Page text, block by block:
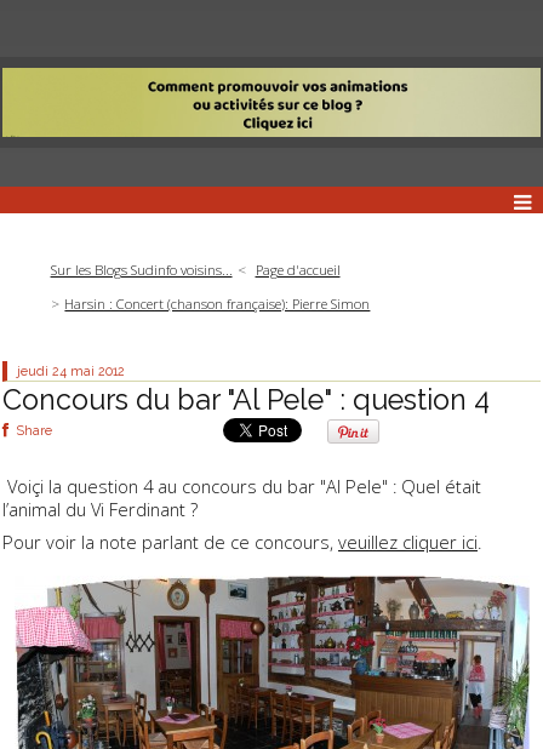
Sur les Blogs Sudinfo voisins...
Page d'accueil
Harsin : Concert (chanson française): Pierre Simon
jeudi 24 mai 2012
Concours du bar "Al Pele" : question 4
Share
Voiçi la question 4 au concours du bar "Al Pele" : Quel était
l’animal du Vi Ferdinant ?
Pour voir la note parlant de ce concours, veuillez cliquer ici